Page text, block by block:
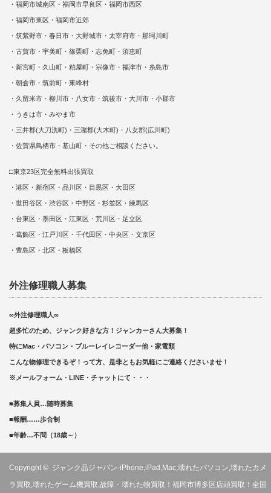
・福岡市城南区・福岡市早良区・福岡市西区
・福岡市東区・福岡市近郊
・筑紫野市・春日市・大野城市・太宰府市・那珂川町
・古賀市・宇美町・篠栗町・志免町・須恵町
・新宮町・久山町・粕屋町・宗像市・福津市・糸島市
・朝倉市・筑前町・東峰村
・久留米市・柳川市・八女市・筑後市・大川市・小郡市
・うきは市・みやま市
・三井郡(大刀洗町)・三潴郡(大木町)・八女郡(広川町)
・佐賀県鳥栖市・基山町・その他ご相談ください。
□東京23区完全無料出張買取
・港区・新宿区・品川区・目黒区・大田区
・世田谷区・渋谷区・中野区・杉並区・練馬区
・台東区・墨田区・江東区・荒川区・足立区
・葛飾区・江戸川区・千代田区・中央区・文京区
・豊島区・北区・板橋区
外注修理職人募集
∞外注修理職人∞
超多忙のため、ジャンク好きな方！ジャンカーさん大募集！
特にMac・パソコン・ブルーレイレコーダー他・家電類
こんな物修理できるぞ！って方、是非ともお気軽にご連絡くださいませ！
※メールフォーム・LINE・チャットにて・・・
■募集人員…随時募集
■報酬……歩合制
■年齢…不問（18歳～）
Copyright © ジャンク品ジャパン-iPhone,iPad,Mac,壊れたパソコン,壊れたカメ
ラ買取,壊れたゲーム機買取,故障・壊れた物買取！福岡市博多区店頭買取！全国